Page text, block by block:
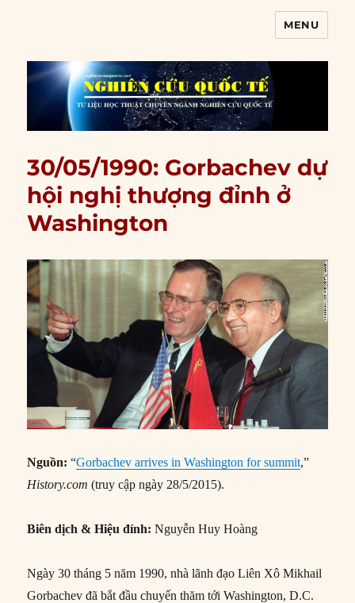
MENU
30/05/1990: Gorbachev dự
hội nghị thượng đỉnh ở
Washington
Nguồn: “Gorbachev arrives in Washington for summit,”
History.com (truy cập ngày 28/5/2015).
Biên dịch & Hiệu đính: Nguyễn Huy Hoàng
Ngày 30 tháng 5 năm 1990, nhà lãnh đạo Liên Xô Mikhail
Gorbachev đã bắt đầu chuyến thăm tới Washington, D.C.